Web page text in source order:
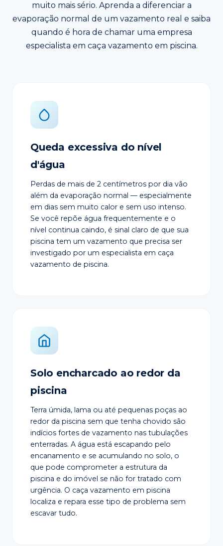
muito mais sério. Aprenda a diferenciar a
evaporação normal de um vazamento real e saiba
quando é hora de chamar uma empresa
especialista em caça vazamento em piscina.
Queda excessiva do nível
d'água
Perdas de mais de 2 centímetros por dia vão
além da evaporação normal — especialmente
em dias sem muito calor e sem uso intenso.
Se você repõe água frequentemente e o
nível continua caindo, é sinal claro de que sua
piscina tem um vazamento que precisa ser
investigado por um especialista em caça
vazamento de piscina.
Solo encharcado ao redor da
piscina
Terra úmida, lama ou até pequenas poças ao
redor da piscina sem que tenha chovido são
indícios fortes de vazamento nas tubulações
enterradas. A água está escapando pelo
encanamento e se acumulando no solo, o
que pode comprometer a estrutura da
piscina e do imóvel se não for tratado com
urgência. O caça vazamento em piscina
localiza e repara esse tipo de problema sem
escavar tudo.